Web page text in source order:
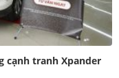
cạnh tranh Xpander